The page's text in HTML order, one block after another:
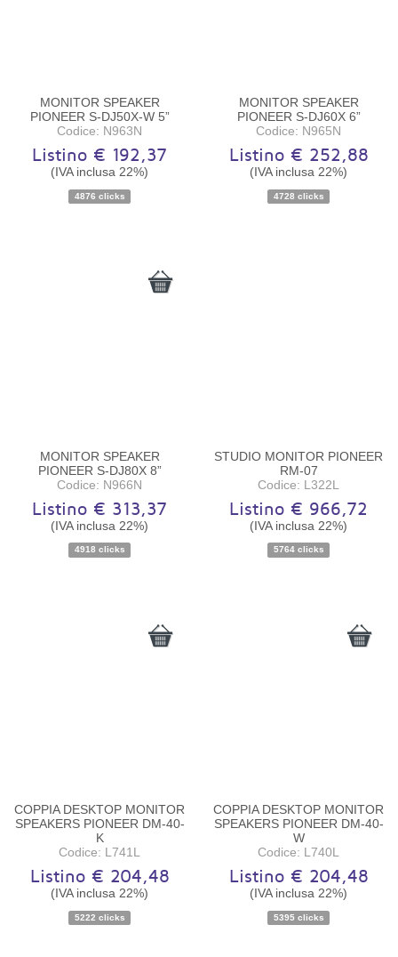
Disponibilità:Disponibile
MONITOR SPEAKER
PIONEER S-DJ50X-W 5”
Codice: N963N
Listino € 192,37
(IVA inclusa 22%)
4876 clicks Disponibilità:Disponibile
MONITOR SPEAKER
PIONEER S-DJ60X 6”
Codice: N965N
Listino € 252,88
(IVA inclusa 22%)
4728 clicks
Disponibilità:Disponibile
MONITOR SPEAKER
PIONEER S-DJ80X 8”
Codice: N966N
Listino € 313,37
(IVA inclusa 22%)
4918 clicks Disponibilità:Non disponibile
STUDIO MONITOR PIONEER
RM-07
Codice: L322L
Listino € 966,72
(IVA inclusa 22%)
5764 clicks
Disponibilità:Disponibile
COPPIA DESKTOP MONITOR
SPEAKERS PIONEER DM-40-
K
Codice: L741L
Listino € 204,48
(IVA inclusa 22%)
5222 clicks
Disponibilità:Disponibile
COPPIA DESKTOP MONITOR
SPEAKERS PIONEER DM-40-
W
Codice: L740L
Listino € 204,48
(IVA inclusa 22%)
5395 clicks